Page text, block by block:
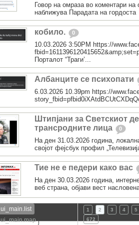
Говор на омраза во коментари на
наближува Парадата на гордоста
кобило. 0
10.03.2026 3:50PM https://
Порталот “Траги’...
Албанците се психопати
6.03.2026 10.39pm https://
Штипјани за Светскиот
трансродните лица
0
На ден 31.03.2026 година,
својот фејсбук профил
Тие не е педери како вас
На ден 30.03.2026 година,
веб страна, објави вест
ui_main.list
ui_main.map
1 2 3 4
5
672